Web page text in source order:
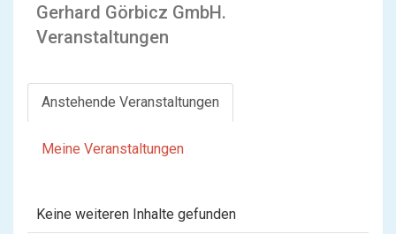
Gerhard Görbicz GmbH.
Veranstaltungen
Anstehende Veranstaltungen
Meine Veranstaltungen
Keine weiteren Inhalte gefunden